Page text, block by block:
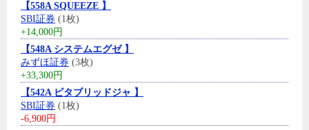
【558A SQUEEZE 】
SBI証券 (1枚)
+14,000円
【548A システムエグゼ 】
みずほ証券 (3枚)
+33,300円
【542A ビタブリッドジャ 】
SBI証券 (1枚)
-6,900円